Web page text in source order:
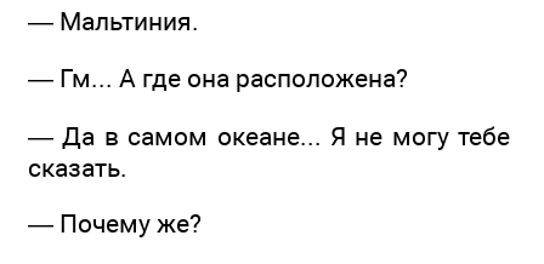
— Мальтиния.
— Гм... А где она расположена?
— Да в самом океане... Я не могу тебе
сказать.
— Почему же?